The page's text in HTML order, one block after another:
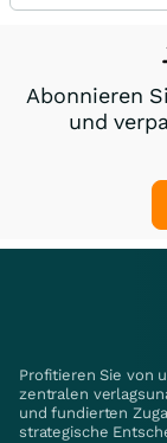
Abonnieren
und
Profitieren Sie von
zentralen
und fundierten
strategische